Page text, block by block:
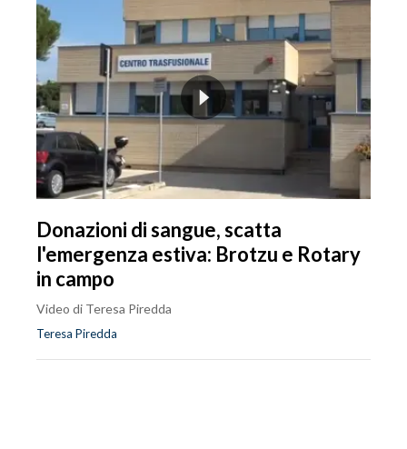
Donazioni di sangue, scatta
l'emergenza estiva: Brotzu e Rotary
in campo
Video di Teresa Piredda
Teresa Piredda